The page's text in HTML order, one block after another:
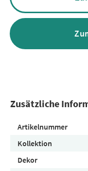
Zusätzliche
Artikelnummer
Kollektion
Dekor